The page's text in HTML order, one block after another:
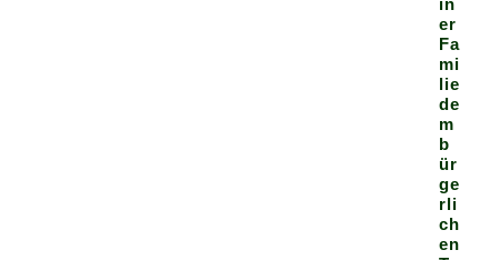
in
er
Fa
mi
lie
de
m
b
ür
ge
rli
ch
en